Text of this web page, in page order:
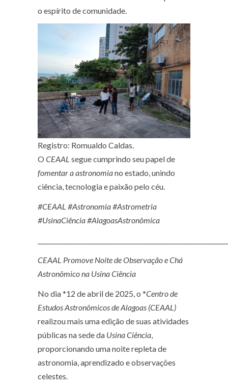
o espírito de comunidade.
Registro: Romualdo Caldas.
O CEAAL segue cumprindo seu papel de
fomentar a astronomiano estado, unindo
ciência, tecnologia e paixão pelo céu.
#CEAAL #Astronomia #Astrometria
#UsinaCiência #AlagoasAstronômica
CEAAL Promove Noite de Observação e Chá
Astronômico na Usina Ciência
No dia *12 de abril de 2025, o *Centro de
Estudos Astronômicos de Alagoas (CEAAL)
realizou mais uma edição de suas atividades
públicas na sede da Usina Ciência,
proporcionando uma noite repleta de
astronomia, aprendizado e observações
celestes.